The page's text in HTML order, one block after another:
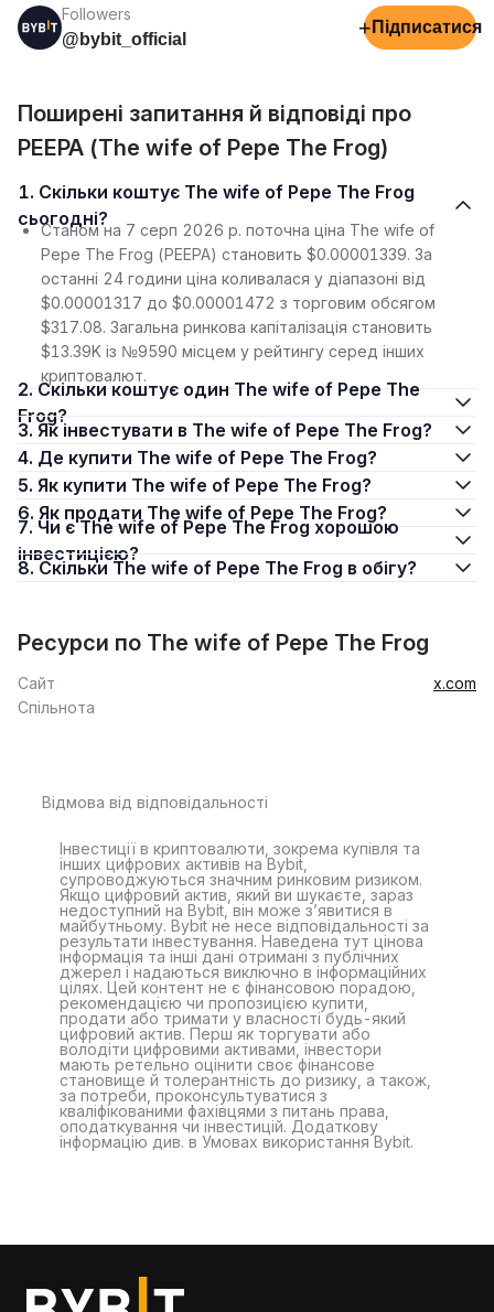
Followers
@bybit_official
+ Підписатися
Поширені запитання й відповіді про
PEEPA (The wife of Pepe The Frog)
1. Скільки коштує The wife of Pepe The Frog
сьогодні?
Станом на 7 серп 2026 р. поточна ціна The wife of
Pepe The Frog (PEEPA) становить $0.00001339. За
останні 24 години ціна коливалася у діапазоні від
$0.00001317 до $0.00001472 з торговим обсягом
$317.08. Загальна ринкова капіталізація становить
$13.39K із №9590 місцем у рейтингу серед інших
криптовалют.
2. Скільки коштує один The wife of Pepe The
Frog?
3. Як інвестувати в The wife of Pepe The Frog?
4. Де купити The wife of Pepe The Frog?
5. Як купити The wife of Pepe The Frog?
6. Як продати The wife of Pepe The Frog?
7. Чи є The wife of Pepe The Frog хорошою
інвестицією?
8. Скільки The wife of Pepe The Frog в обігу?
Ресурси по The wife of Pepe The Frog
Сайт
x.com
Спільнота
Відмова від відповідальності
Інвестиції в криптовалюти, зокрема купівля та
інших цифрових активів на Bybit,
супроводжуються значним ринковим ризиком.
Якщо цифровий актив, який ви шукаєте, зараз
недоступний на Bybit, він може з’явитися в
майбутньому. Bybit не несе відповідальності за
результати інвестування. Наведена тут цінова
інформація та інші дані отримані з публічних
джерел і надаються виключно в інформаційних
цілях. Цей контент не є фінансовою порадою,
рекомендацією чи пропозицією купити,
продати або тримати у власності будь-який
цифровий актив. Перш як торгувати або
володіти цифровими активами, інвестори
мають ретельно оцінити своє фінансове
становище й толерантність до ризику, а також,
за потреби, проконсультуватися з
кваліфікованими фахівцями з питань права,
оподаткування чи інвестицій. Додаткову
інформацію див. в Умовах використання Bybit.